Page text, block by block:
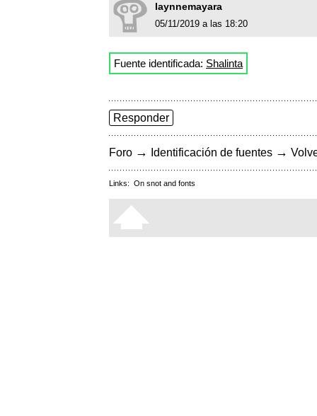
laynnemayara
05/11/2019 a las 18:20
Fuente identificada: Shalinta
Responder
Foro → Identificación de fuentes →
Links: On snot and fonts